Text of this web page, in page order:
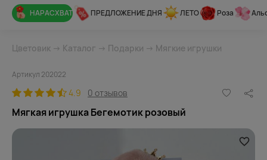
НАРАСХВАТ ПРЕДЛОЖЕНИЕ ДНЯ ЛЕТО Роза
Цветовик → Каталог → Подарки → Мягкие игрушки
Артикул 202022
4.9 0 отзывов
Мягкая игрушка Бегемотик розовый